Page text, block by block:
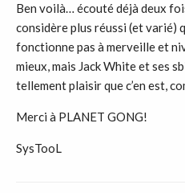
Ben voilà… écouté déjà deux
considère plus réussi (et varié)
fonctionne pas à merveille et
mieux, mais Jack White et ses
tellement plaisir que c’en est,
Merci à PLANET GONG!
SysTooL